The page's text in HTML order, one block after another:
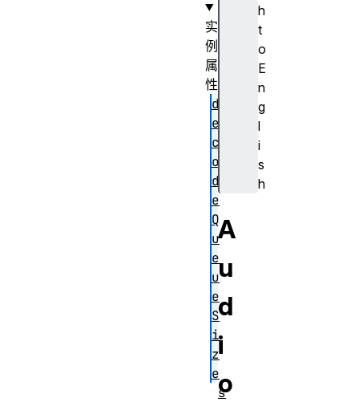
h
t
o
E
n
g
l
i
s
h
A
u
d
i
o
实
例
属
性
d
e
c
o
d
e
Q
u
e
u
e
S
i
z
e
s